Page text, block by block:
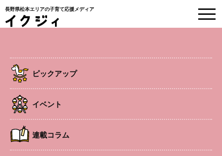
長野県松本エリアの子育て応援メディア
ピックアップ
イベント
連載コラム
ピックアップ
子育て中の方も、ブランクのある方
も。看護職の復職を応援する５つの研
修コース